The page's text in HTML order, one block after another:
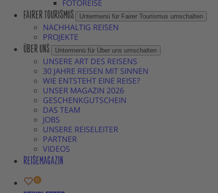
FOTOREISE
FAIRER TOURISMUS Untermenü für Fairer Tourismus umschalten
NACHHALTIG REISEN
PROJEKTE
ÜBER UNS Untermenü für Über uns umschalten
UNSERE ART DES REISENS
30 JAHRE REISEN MIT SINNEN
WIE ENTSTEHT EINE REISE?
UNSER MAGAZIN 2026
GESCHENKGUTSCHEIN
DAS TEAM
JOBS
UNSERE REISELEITER
PARTNER
VIDEOS
REISEMAGAZIN